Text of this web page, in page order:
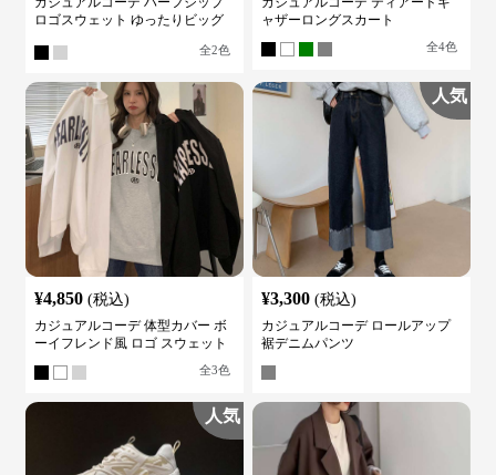
ロゴスウェット ゆったりビッグ
全2色
ャザーロングスカート
全4色
¥4,850 (税込)
カジュアルコーデ 体型カバー ボ
ーイフレンド風 ロゴ スウェット
全3色
人気
¥3,300 (税込)
カジュアルコーデ ロールアップ
裾デニムパンツ
人気